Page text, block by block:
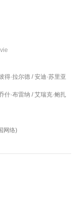
得·拉尔德 / 安迪·苏里亚
什·布雷纳 / 艾瑞克·鲍扎
网络)